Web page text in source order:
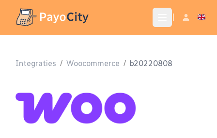
Integraties / Woocommerce / b20220808